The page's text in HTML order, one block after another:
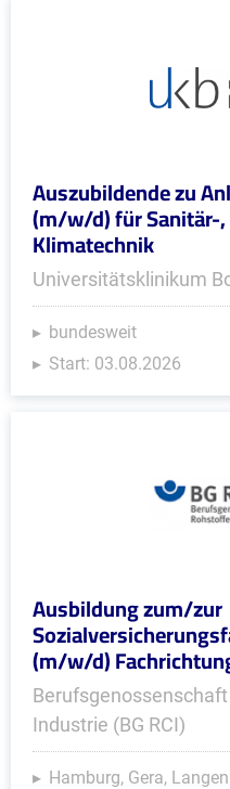
Auszubildende zu
(m/w/d) für Sanitär-
Klimatechnik
Universitätsklinikum
bundesweit
Start: 03.08.2026
Ausbildung zum/zur
(m/w/d)
Industrie (BG RCI)
Hamburg, Gera,